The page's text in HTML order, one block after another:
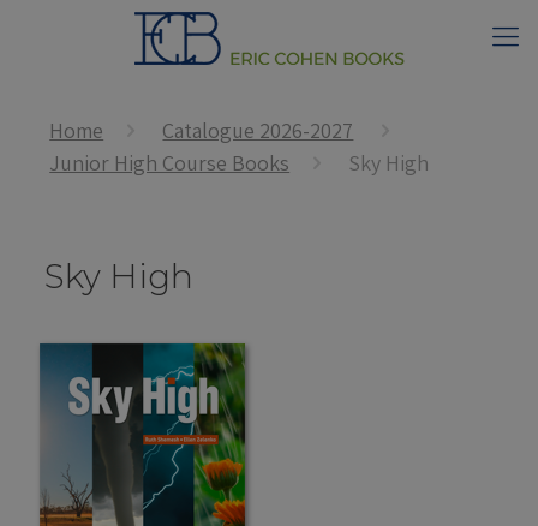
Home
Catalogue 2026-2027
Junior High Course Books
Sky High
Sky High